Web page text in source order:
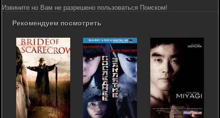
Извините но Вам не разрешено пользоваться Поиском!
Рекомендуем посмотреть